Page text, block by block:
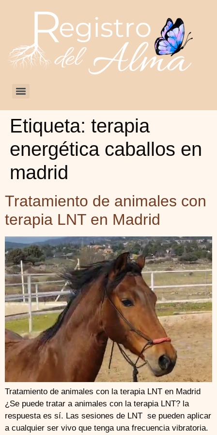
Etiqueta: terapia
energética caballos en
madrid
Tratamiento de animales con
terapia LNT en Madrid
Tratamiento de animales con la terapia LNT en Madrid
¿Se puede tratar a animales con la terapia LNT? la
respuesta es sí. Las sesiones de LNT se pueden aplicar
a cualquier ser vivo que tenga una frecuencia vibratoria.